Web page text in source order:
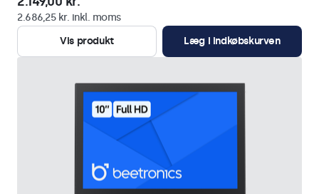
2.686,25 kr. inkl. moms
Vis produkt
Læg i indkøbskurven